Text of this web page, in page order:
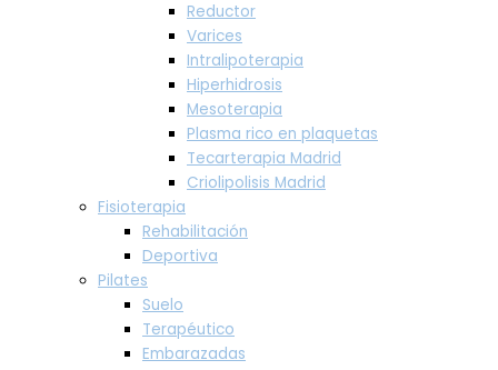
Reductor
Varices
Intralipoterapia
Hiperhidrosis
Mesoterapia
Plasma rico en plaquetas
Tecarterapia Madrid
Criolipolisis Madrid
Fisioterapia
Rehabilitación
Deportiva
Pilates
Suelo
Terapéutico
Embarazadas